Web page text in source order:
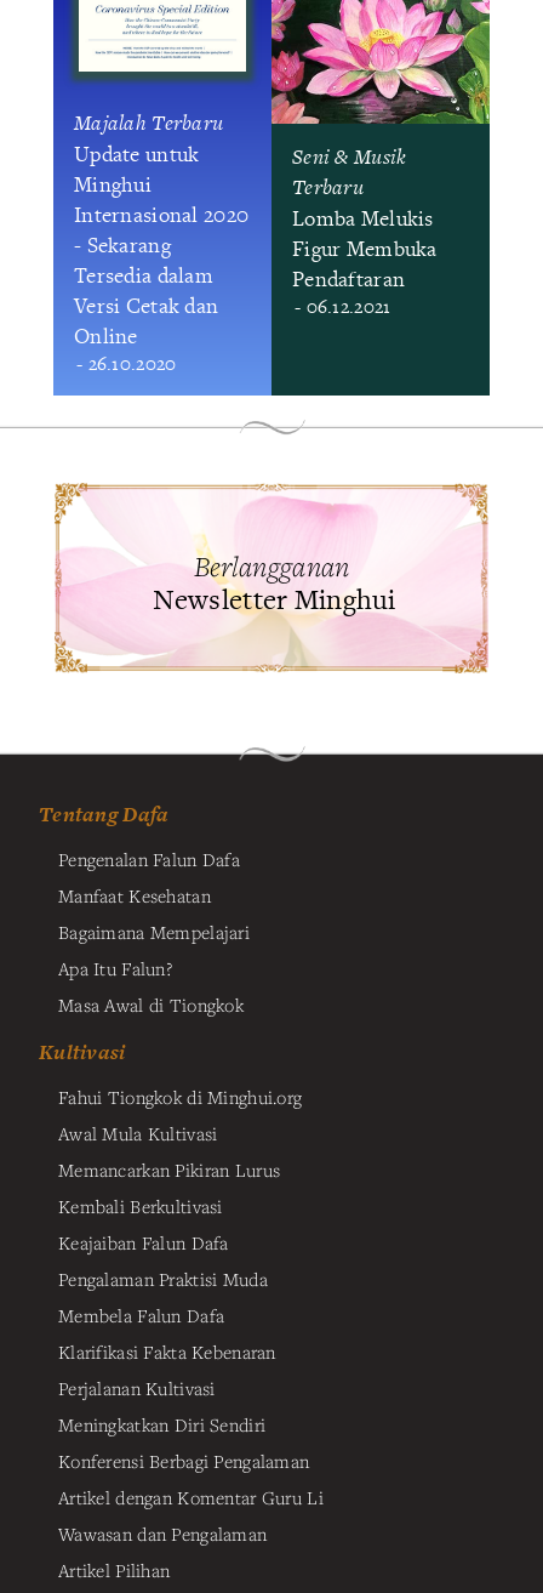
Majalah Terbaru
Update untuk
Minghui
Internasional 2020
- Sekarang
Tersedia dalam
Versi Cetak dan
Online
- 26.10.2020
Seni & Musik
Terbaru
Lomba Melukis
Figur Membuka
Pendaftaran
- 06.12.2021
Berlangganan
Newsletter Minghui
Tentang Dafa
Pengenalan Falun Dafa
Manfaat Kesehatan
Bagaimana Mempelajari
Apa Itu Falun?
Masa Awal di Tiongkok
Kultivasi
Fahui Tiongkok di Minghui.org
Awal Mula Kultivasi
Memancarkan Pikiran Lurus
Kembali Berkultivasi
Keajaiban Falun Dafa
Pengalaman Praktisi Muda
Membela Falun Dafa
Klarifikasi Fakta Kebenaran
Perjalanan Kultivasi
Meningkatkan Diri Sendiri
Konferensi Berbagi Pengalaman
Artikel dengan Komentar Guru Li
Wawasan dan Pengalaman
Artikel Pilihan